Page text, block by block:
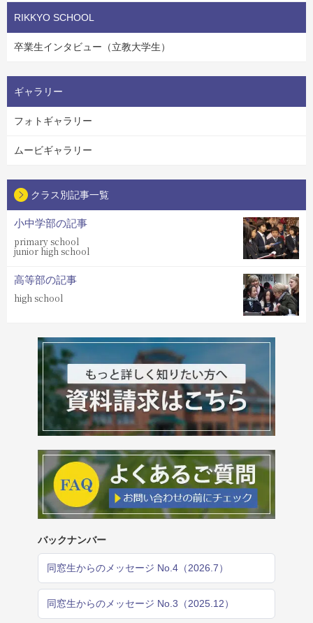
RIKKYO SCHOOL
卒業生インタビュー（立教大学生）
ギャラリー
フォトギャラリー
ムービギャラリー
クラス別記事一覧
小中学部の記事
primary school
junior high school
高等部の記事
high school
バックナンバー
同窓生からのメッセージ No.4（2026.7）
同窓生からのメッセージ No.3（2025.12）